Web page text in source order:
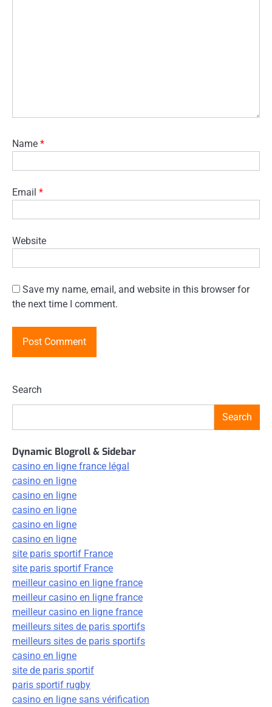
Name *
Email *
Website
Save my name, email, and website in this browser for
the next time I comment.
Search
Search
Dynamic Blogroll & Sidebar
casino en ligne france légal
casino en ligne
casino en ligne
casino en ligne
casino en ligne
casino en ligne
site paris sportif France
site paris sportif France
meilleur casino en ligne france
meilleur casino en ligne france
meilleur casino en ligne france
meilleurs sites de paris sportifs
meilleurs sites de paris sportifs
casino en ligne
site de paris sportif
paris sportif rugby
casino en ligne sans vérification